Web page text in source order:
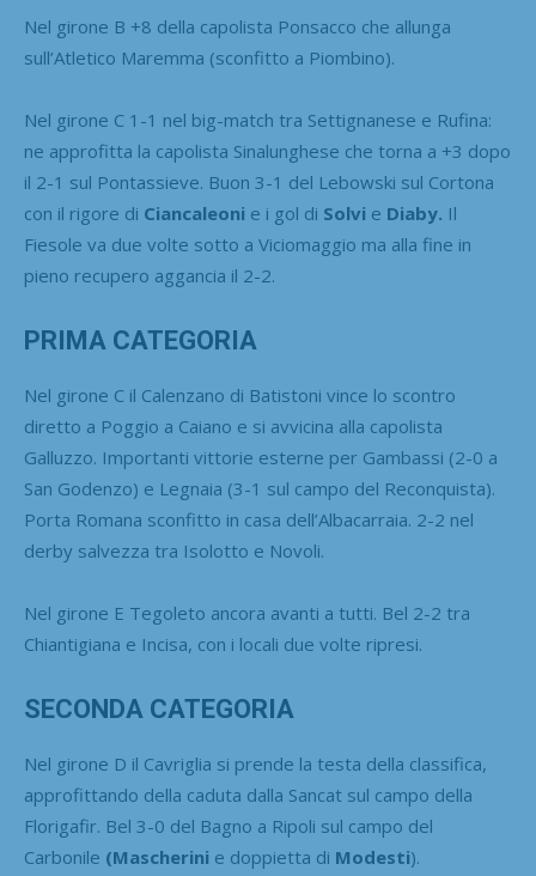
Nel girone B +8 della capolista Ponsacco che allunga
sull’Atletico Maremma (sconfitto a Piombino).
Nel girone C 1-1 nel big-match tra Settignanese e Rufina:
ne approfitta la capolista Sinalunghese che torna a +3 dopo
il 2-1 sul Pontassieve. Buon 3-1 del Lebowski sul Cortona
con il rigore di Ciancaleoni e i gol di Solvi e Diaby. Il
Fiesole va due volte sotto a Viciomaggio ma alla fine in
pieno recupero aggancia il 2-2.
PRIMA CATEGORIA
Nel girone C il Calenzano di Batistoni vince lo scontro
diretto a Poggio a Caiano e si avvicina alla capolista
Galluzzo. Importanti vittorie esterne per Gambassi (2-0 a
San Godenzo) e Legnaia (3-1 sul campo del Reconquista).
Porta Romana sconfitto in casa dell’Albacarraia. 2-2 nel
derby salvezza tra Isolotto e Novoli.
Nel girone E Tegoleto ancora avanti a tutti. Bel 2-2 tra
Chiantigiana e Incisa, con i locali due volte ripresi.
SECONDA CATEGORIA
Nel girone D il Cavriglia si prende la testa della classifica,
approfittando della caduta dalla Sancat sul campo della
Florigafir. Bel 3-0 del Bagno a Ripoli sul campo del
Carbonile (Mascherini e doppietta di Modesti).